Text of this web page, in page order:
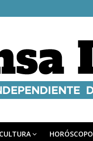
CULTURA HORÓSCOPO